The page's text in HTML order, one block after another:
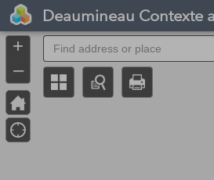
+
–
Controller
Deaumineau Contexte